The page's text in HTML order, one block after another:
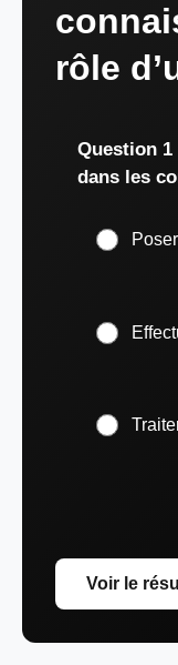
rôle
Question 1
dans les
Voir le